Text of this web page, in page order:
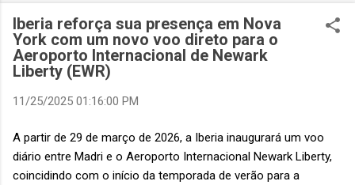
custa ao setor US$ 6,3 bilhões anualmente. Cada mala
extraviada acarreta um custo médio de US$ 260. Com um
lucro líquido médio de apenas US$ 8 por passageiro, uma mala
extraviada anula o lucro de mais de 30 assentos vendidos, e
Iberia reforça sua presença em Nova
York com um novo voo direto para o
Aeroporto Internacional de Newark
Liberty (EWR)
11/25/2025 01:16:00 PM
A partir de 29 de março de 2026, a Iberia inaugurará um voo
diário entre Madri e o Aeroporto Internacional Newark Liberty,
coincidindo com o início da temporada de verão para a